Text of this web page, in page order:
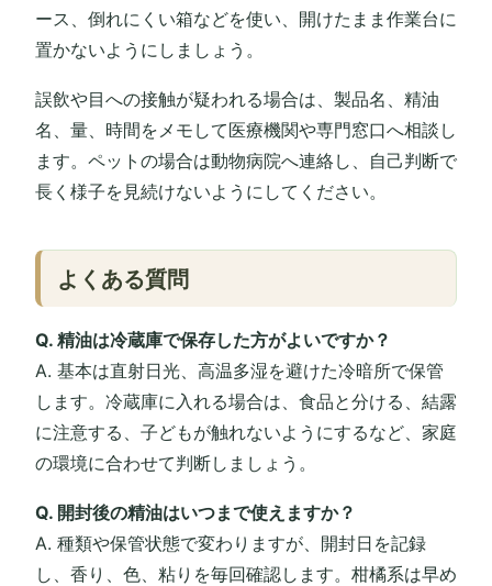
ース、倒れにくい箱などを使い、開けたまま作業台に
置かないようにしましょう。
誤飲や目への接触が疑われる場合は、製品名、精油
名、量、時間をメモして医療機関や専門窓口へ相談し
ます。ペットの場合は動物病院へ連絡し、自己判断で
長く様子を見続けないようにしてください。
よくある質問
Q. 精油は冷蔵庫で保存した方がよいですか？
A. 基本は直射日光、高温多湿を避けた冷暗所で保管
します。冷蔵庫に入れる場合は、食品と分ける、結露
に注意する、子どもが触れないようにするなど、家庭
の環境に合わせて判断しましょう。
Q. 開封後の精油はいつまで使えますか？
A. 種類や保管状態で変わりますが、開封日を記録
し、香り、色、粘りを毎回確認します。柑橘系は早め